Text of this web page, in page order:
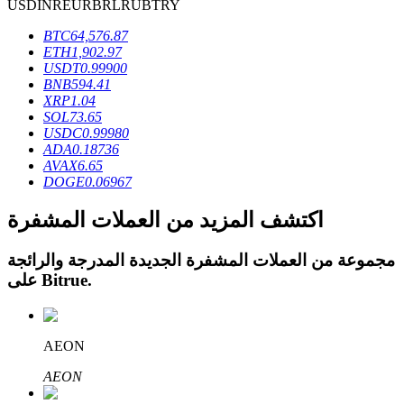
القروض
خدمة الاقتراض المدعومة بالعملات المشفرة
USDINREURBRLRUBTRY
BTC64,576.87
ETH1,902.97
USDT0.99900
BNB594.41
XRP1.04
SOL73.65
USDC0.99980
ADA0.18736
AVAX6.65
DOGE0.06967
اكتشف المزيد من العملات المشفرة
مجموعة من العملات المشفرة الجديدة المدرجة والرائجة
Bitrue.
AEON
AEON